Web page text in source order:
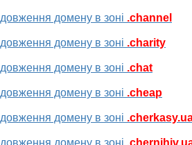
домену в зоні .channel
домену в зоні .charity
домену в зоні .chat
домену в зоні .cheap
домену в зоні